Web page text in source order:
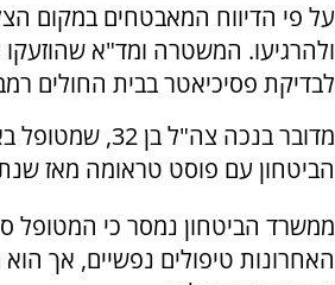
על פי הדיווח המאבטחים במקום
ולהרגיעו. המשטרה ומד"א שהוזעקו
לבדיקת פסיכיאטר בבית החולים
מדובר בנכה צה"ל
הביטחון עם פוסט טראומה מאז שנת
ממשרד הביטחון נמסר כי המטופל
האחרונות טיפולים נפשיים, אך